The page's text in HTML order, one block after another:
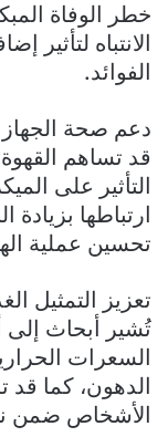
خطر الوفاة
الانتباه لتأثير
الفوائد.
دعم صحة
قد تساهم
التأثير على
ارتباطها بزيادة
تحسين عملية
تعزيز التمثيل
تُشير أبحاث
السعرات
الدهون، كما
الأشخاص ضمن